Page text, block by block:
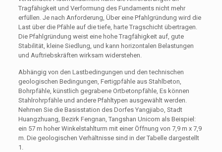
Tragfähigkeit und Verformung des Fundaments nicht mehr
erfüllen. Je nach Anforderung, Über eine Pfahlgründung wird die
Last über die Pfähle auf die tiefe, harte Tragschicht übertragen.
Die Pfahlgründung weist eine hohe Tragfähigkeit auf, gute
Stabilität, kleine Siedlung, und kann horizontalen Belastungen
und Auftriebskräften wirksam widerstehen.
Abhängig von den Lastbedingungen und den technischen
geologischen Bedingungen, Fertigpfähle aus Stahlbeton,
Bohrpfähle, künstlich gegrabene Ortbetonpfähle, Es können
Stahlrohrpfähle und andere Pfahltypen ausgewählt werden.
Nehmen Sie die Basisstation des Dorfes Yangjiabo, Stadt
Huangzhuang, Bezirk Fengnan, Tangshan Unicom als Beispiel:
ein 57 m hoher Winkelstahlturm mit einer Öffnung von 7,9 m x 7,9
m. Die geologischen Verhältnisse sind in der Tabelle dargestellt
1.